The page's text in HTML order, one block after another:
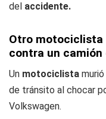
del accidente.
Otro motociclista
contra un camión
Un motociclista
de tránsito al chocar
Volkswagen.